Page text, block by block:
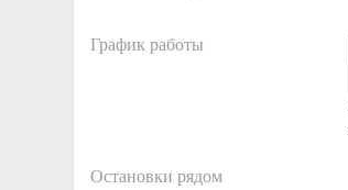
График работы
Остановки рядом